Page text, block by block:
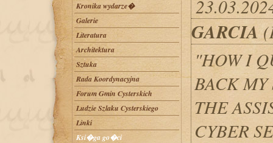
Kronika wydarze�
Galerie
Literatura
Architektura
Sztuka
Rada Koordynacyjna
Forum Gmin Cysterskich
Ludzie Szlaku Cysterskiego
Linki
Ksi�ga go�ci
GARCIA
"HOW I
BACK
THE
CYBER